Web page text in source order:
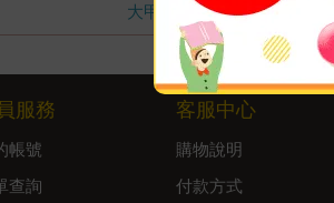
大甲店
服務
帳號
查詢
客服中心
購物說明
付款方式